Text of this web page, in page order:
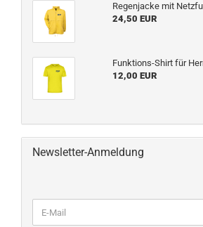
Regenjacke mit
24,50 EUR
Funktions-Shirt für
12,00 EUR
Newsletter-Anmeldung